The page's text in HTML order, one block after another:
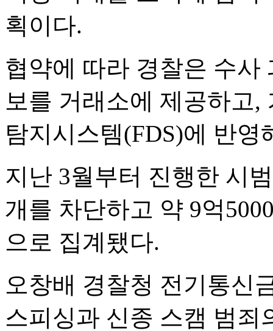
획이다.
협약에 따라 경찰은 수사
보를 거래소에 제공하고,
탐지시스템(FDS)에 반
지난 3월부터 진행한 시
개를 차단하고 약 9억
으로 집계됐다.
오창배 경찰청 전기통신
스피싱과 신종 스캠 범죄